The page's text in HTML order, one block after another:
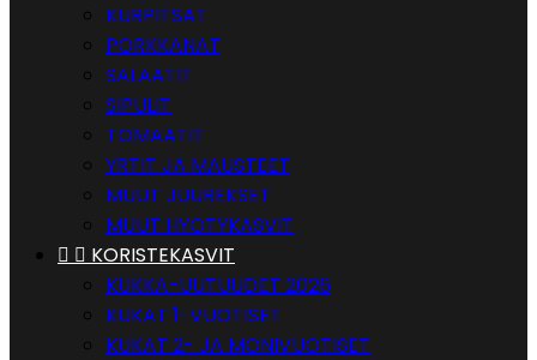
KURPITSAT
PORKKANAT
SALAATIT
SIPULIT
TOMAATIT
YRTIT JA MAUSTEET
MUUT JUUREKSET
MUUT HYÖTYKASVIT
  KORISTEKASVIT
KUKKA-UUTUUDET 2026
KUKAT 1-VUOTISET
KUKAT 2- JA MONIVUOTISET